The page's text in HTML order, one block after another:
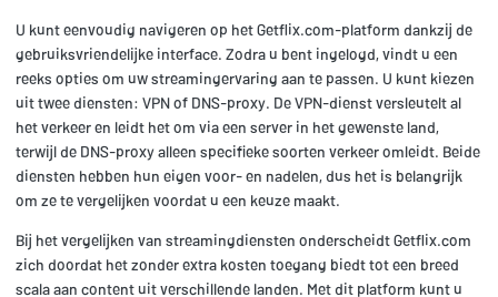
U kunt eenvoudig navigeren op het Getflix.com-platform dankzij de
gebruiksvriendelijke interface. Zodra u bent ingelogd, vindt u een
reeks opties om uw streamingervaring aan te passen. U kunt kiezen
uit twee diensten: VPN of DNS-proxy. De VPN-dienst versleutelt al
het verkeer en leidt het om via een server in het gewenste land,
terwijl de DNS-proxy alleen specifieke soorten verkeer omleidt. Beide
diensten hebben hun eigen voor- en nadelen, dus het is belangrijk
om ze te vergelijken voordat u een keuze maakt.
Bij het vergelijken van streamingdiensten onderscheidt Getflix.com
zich doordat het zonder extra kosten toegang biedt tot een breed
scala aan content uit verschillende landen. Met dit platform kunt u